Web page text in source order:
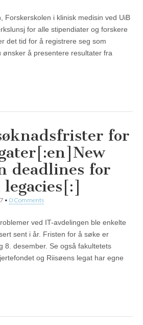
Forskerskolen i klinisk medisin ved UiB
for alle stipendiater og forskere
det tid for å registrere seg som
ønsker å presentere resultater fra
for
deadlines for
• 0 Comments
ved IT-avdelingen ble enkelte
sent i år. Fristen for å søke er
8. desember. Se også fakultetets
og Riisøens legat har egne